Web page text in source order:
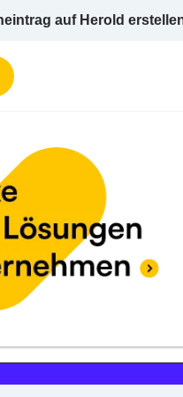
auf Herold